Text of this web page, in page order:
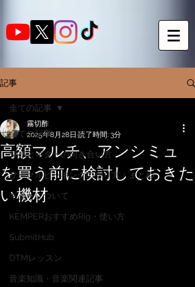
記事
全ての記事
SNSとギターの向き合い方
サークルピッキングのやり方・まとめ
ギターについて
KEMPERおすすめRig・使い方
SubmitHub
DTMレッスン
音楽知識・音楽関連記事
全ての記事
高額マルチ、アンシミュ
を買う前に検討しておきた
い機材
霧切酢
2025年8月28日 読了時間: 3分